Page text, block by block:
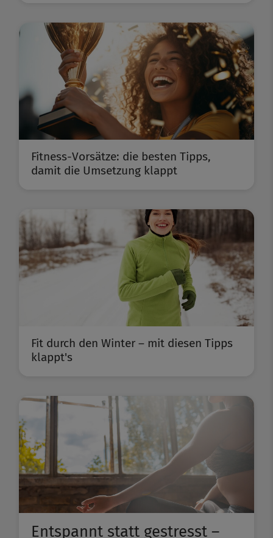
Fitness-Vorsätze: die besten Tipps,
damit die Umsetzung klappt
Fit durch den Winter – mit diesen Tipps
klappt's
Entspannt statt gestresst –